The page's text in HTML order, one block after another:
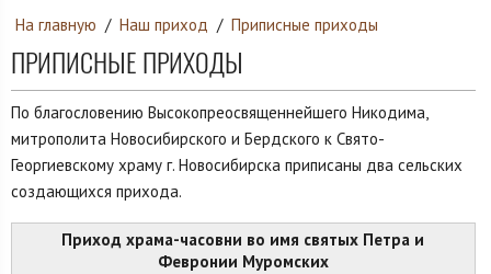
На главную / Наш приход / Приписные приходы
ПРИПИСНЫЕ ПРИХОДЫ
По благословению Высокопреосвященнейшего Никодима,
митрополита Новосибирского и Бердского к Свято-
Георгиевскому храму г. Новосибирска приписаны два сельских
создающихся прихода.
Приход храма-часовни во имя святых Петра и
Февронии Муромских